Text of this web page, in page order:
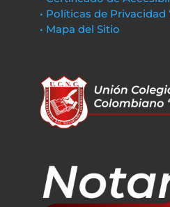
• Políticas de Privacidad
• Mapa del Sitio